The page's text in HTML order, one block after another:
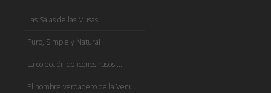
Las Salas de las Musas
Puro, Simple y Natural
La colección de iconos rusos ...
El nombre verdadero de la Venu...